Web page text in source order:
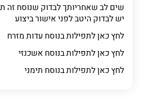
שים לב שאחריותך לבדוק שנוסח זה
יש לבדוק היטב לפני אישור ביצוע
לחץ כאן לתפילות בנוסח עדות מזרח
לחץ כאן לתפילות בנוסח אשכנזי
לחץ כאן לתפילות בנוסח תימני